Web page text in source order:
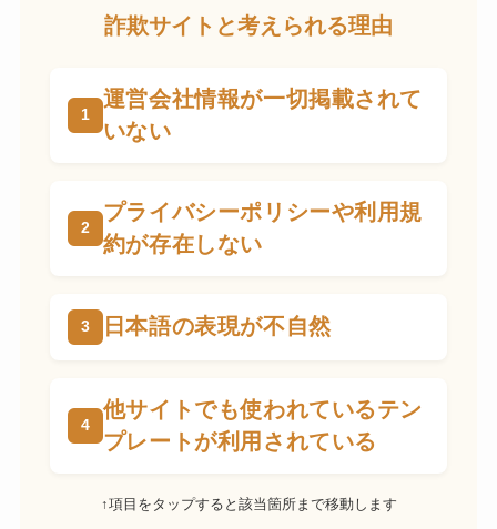
詐欺サイトと考えられる理由
運営会社情報が一切掲載されて
いない
プライバシーポリシーや利用規
約が存在しない
日本語の表現が不自然
他サイトでも使われているテン
プレートが利用されている
↑項目をタップすると該当箇所まで移動します